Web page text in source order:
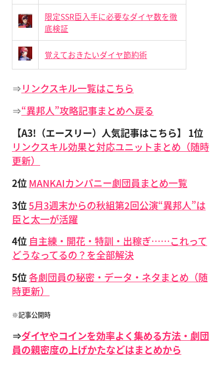
限定SSR臣入手に必要なダイヤ数を徹
底検証
覚えておきたいダイヤ節約術
⇒リンクスキル一覧はこちら
⇒“異邦人”攻略記事まとめへ戻る
【A3!（エースリー）人気記事はこちら】
1位
リンクスキル効果と対応ユニットまとめ（随時
更新）
2位MANKAIカンパニー劇団員まとめ一覧
3位5月3週末からの秋組第2回公演“異邦人”は
臣と太一が活躍
4位 自主練・開花・特訓・出稼ぎ……これって
どうなってるの？を全部解決
5位各劇団員の秘密・データ・ネタまとめ（随
時更新）
※記事公開時
⇒ダイヤやコインを効率よく集める方法・劇団
員の親密度の上げかたなどはまとめから